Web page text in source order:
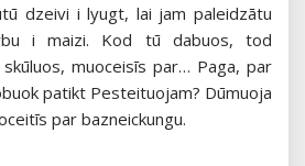
dzeivi i lyugt, lai jam paleidzātu
i maizi. Kod tū dabuos, tod
muoceisīs par… Paga, par
patikt Pesteituojam? Dūmuoja
par bazneickungu.